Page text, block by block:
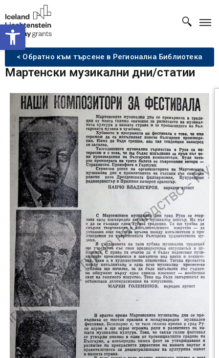
Open toolbar
< Обратно към търсене в Регионална Библиотека
Мартенски музикални дни/статии